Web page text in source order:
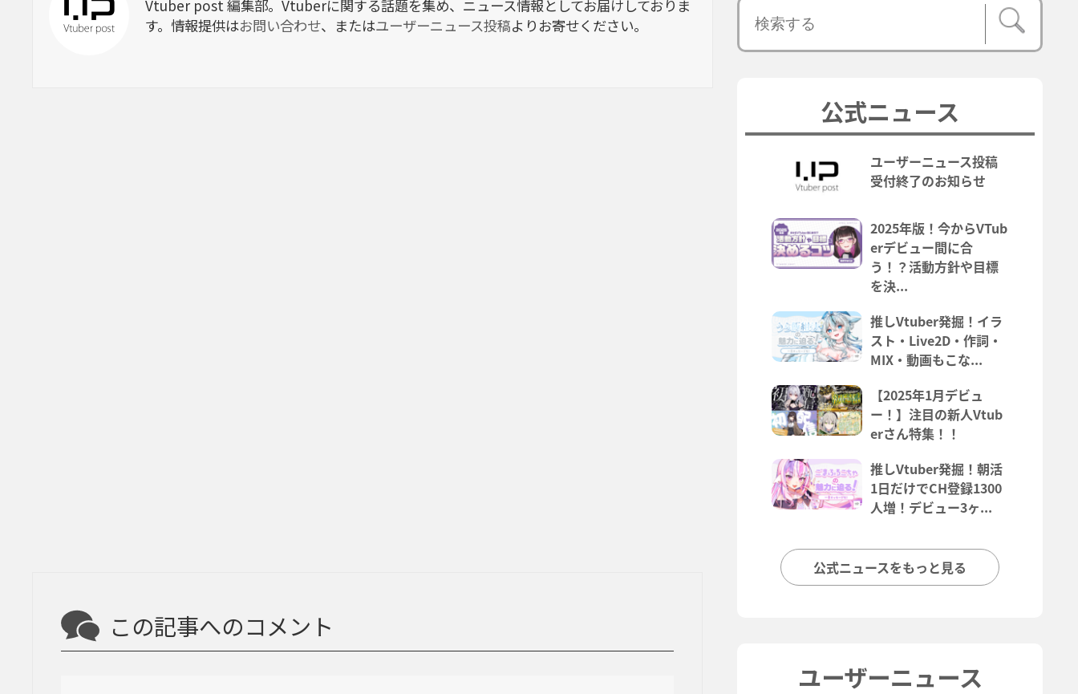
Vtuber post 編集部。Vtuberに関する話題を集め、ニュース情報としてお届けしておりま
す。情報提供はお問い合わせ、またはユーザーニュース投稿よりお寄せください。
この記事へのコメント
公式ニュース
ユーザーニュース投稿
受付終了のお知らせ
2025年版！今からVTub
erデビュー間に合
う！？活動方針や目標
を決...
推しVtuber発掘！イラ
スト・Live2D・作詞・
MIX・動画もこな...
【2025年1月デビュ
ー！】注目の新人Vtub
erさん特集！！
推しVtuber発掘！朝活
1日だけでCH登録1300
人増！デビュー3ヶ...
公式ニュースをもっと見る
ユーザーニュース